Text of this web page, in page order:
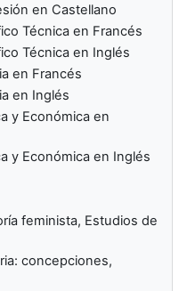
en Castellano
Técnica en Francés
Técnica en Inglés
en Francés
en Inglés
y Económica en
y Económica en Inglés
feminista, Estudios de
concepciones,